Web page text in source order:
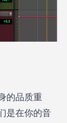
的品质重
是在你的音